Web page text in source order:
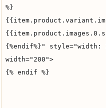
%}
{%endif%}"
width="200">
{% endif %}